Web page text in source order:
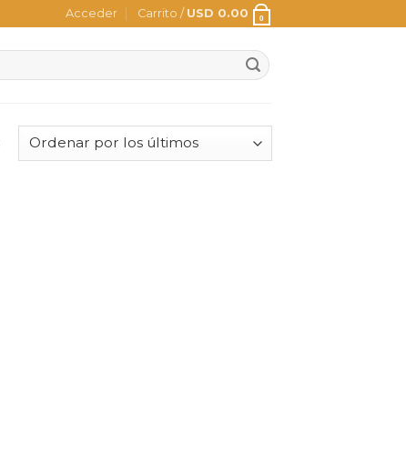
Acceder Carrito / USD 0.00 0